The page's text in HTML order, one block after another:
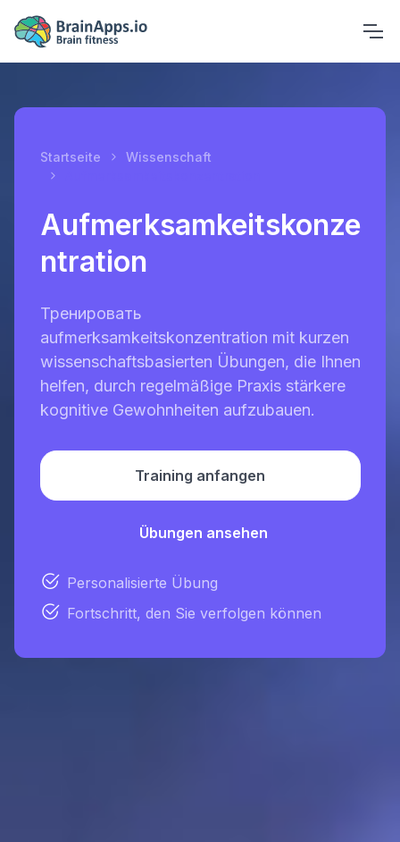
Startseite
Wissenschaft
Aufmerksamkeitskonze
ntration
Тренировать
aufmerksamkeitskonzentration mit kurzen
wissenschaftsbasierten Übungen, die Ihnen
helfen, durch regelmäßige Praxis stärkere
kognitive Gewohnheiten aufzubauen.
Training anfangen
Übungen ansehen
Personalisierte Übung
Fortschritt, den Sie verfolgen können